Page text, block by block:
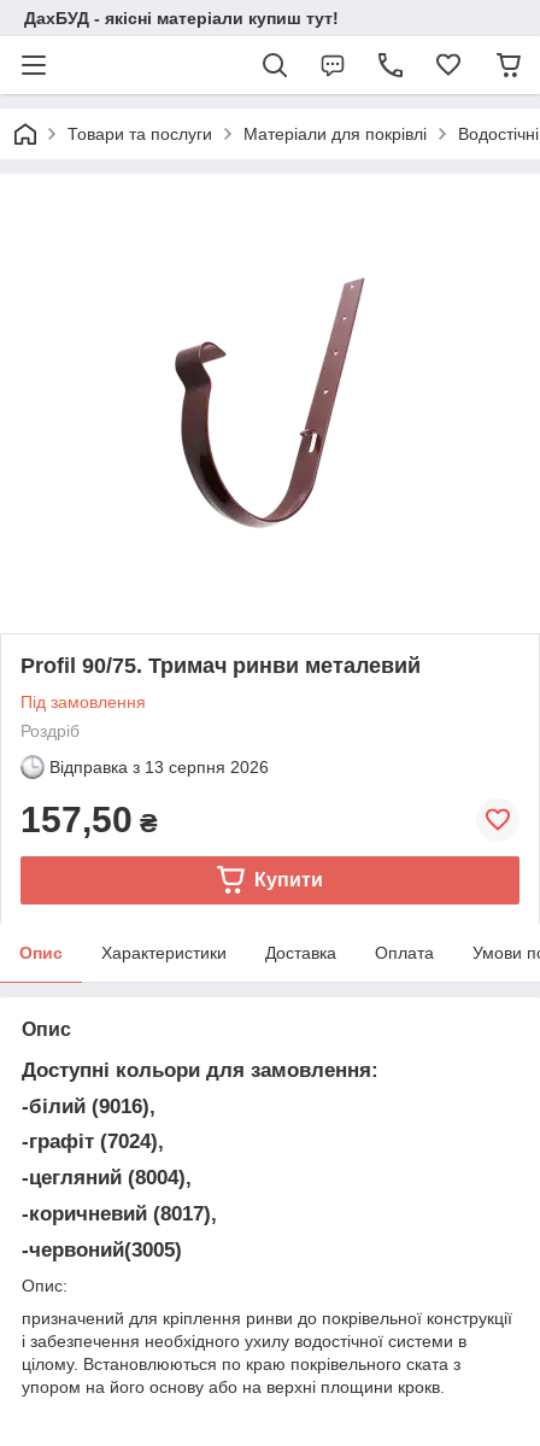
ДахБУД - якісні матеріали купиш тут!
Товари та послуги Матеріали для покрівлі
Profil 90/75. Тримач ринви металевий
Під замовлення
Роздріб
Відправка з 13 серпня 2026
157,50 ₴
Купити
Опис Характеристики Доставка Оплата Умови
Опис
Доступні кольори для замовлення:
-білий (9016),
-графіт (7024),
-цегляний (8004),
-коричневий (8017),
-червоний(3005)
Опис:
призначений для кріплення ринви до покрівельної конструкції
і забезпечення необхідного ухилу водостічної системи в
цілому. Встановлюються по краю покрівельного ската з
упором на його основу або на верхні площини крокв.